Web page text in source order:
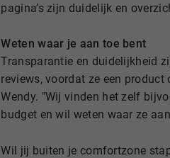
pagina’s zijn duidelijk en
Weten waar je aan toe bent
Transparantie en duidelijkheid
reviews, voordat ze een
Wendy. "Wij vinden het zelf
budget en wil weten waar ze
Wil jij buiten je comfortzone